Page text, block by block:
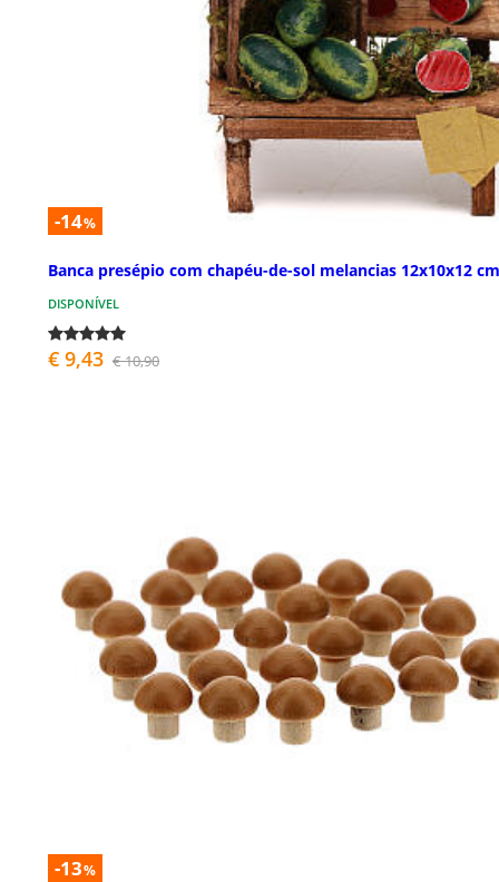
-14%
Banca presépio com chapéu-de-sol melancias 12x10x12 cm
DISPONÍVEL
€ 9,43 € 10,90
-13%